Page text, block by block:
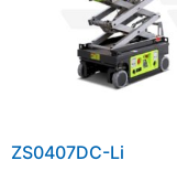
ZS0407DC-Li